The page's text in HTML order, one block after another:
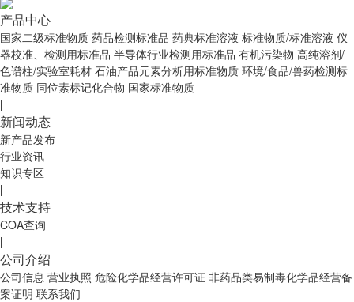
产品中心
国家二级标准物质 药品检测标准品 药典标准溶液 标准物质/标准溶液 仪
器校准、检测用标准品 半导体行业检测用标准品 有机污染物 高纯溶剂/
色谱柱/实验室耗材 石油产品元素分析用标准物质 环境/食品/兽药检测标
准物质 同位素标记化合物 国家标准物质
|
新闻动态
新产品发布
行业资讯
知识专区
|
技术支持
COA查询
|
公司介绍
公司信息 营业执照 危险化学品经营许可证 非药品类易制毒化学品经营备
案证明 联系我们